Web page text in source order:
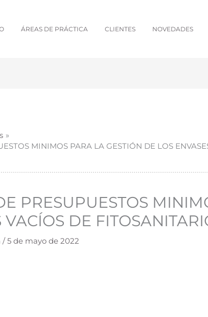
ÁREAS DE PRÁCTICA CLIENTES NOVEDADES
MINIMOS PARA LA GESTIÓN DE LOS
PRESUPUESTOS
VACÍOS DE
/5 de mayo de 2022